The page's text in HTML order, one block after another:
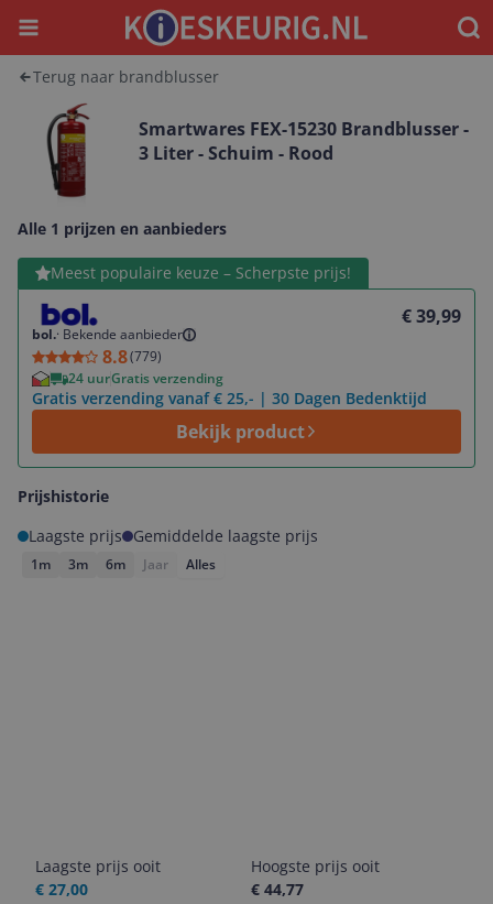
Menu
Terug naar brandblusser
Smartwares FEX-15230 Brandblusser -
3 Liter - Schuim - Rood
Alle 1 prijzen en aanbieders
Meest populaire keuze – Scherpste prijs!
bol.· Bekende aanbieder
8.8(779)
€ 39,99
24 uurGratis verzending
Gratis verzending vanaf € 25,- | 30 Dagen Bedenktijd
Bekijk product
Bekijk product
Prijshistorie
Laagste prijs
Gemiddelde laagste prijs
1m 3m 6m Jaar Alles
Laagste prijs ooit
€ 27,00
Hoogste prijs ooit
€ 44,77